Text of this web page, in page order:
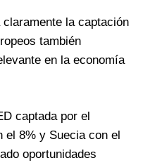
la captación
también
en la economía
captada por el
el 8% y Suecia con el
oportunidades